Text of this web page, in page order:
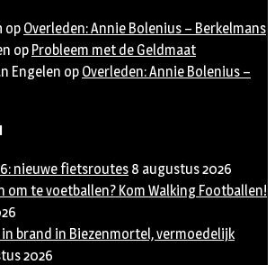
op Overleden: Annie Bolenius – Berkelmans
op Probleem met de Geldmaat
Engelen op Overleden: Annie Bolenius –
nieuwe fietsroutes 8 augustus 2026
om te voetballen? Kom Walking Footballen!
brand in Biezenmortel, vermoedelijk
2026